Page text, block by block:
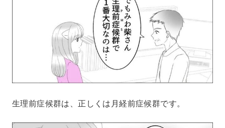
生理前症候群は、正しくは月経前症候群です。